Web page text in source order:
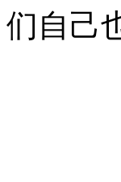
们自己